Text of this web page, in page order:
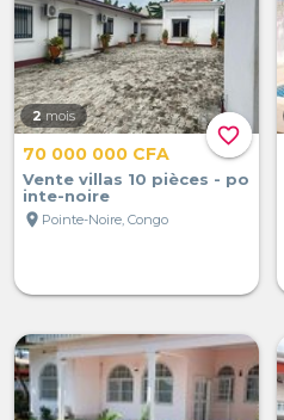
favorite_border
2 mois
70 000 000 CFA
Vente villas 10 pièces - po
inte-noire
location_on Pointe-Noire, Congo